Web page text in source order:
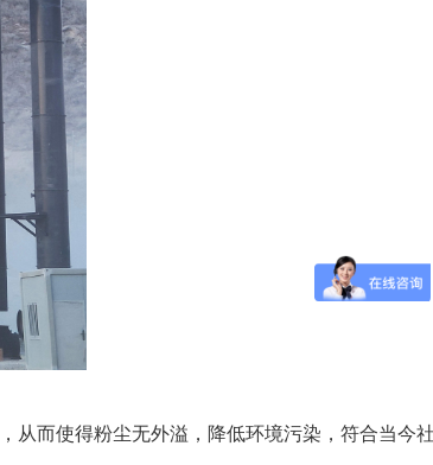
从而使得粉尘无外溢，降低环境污染，符合当今